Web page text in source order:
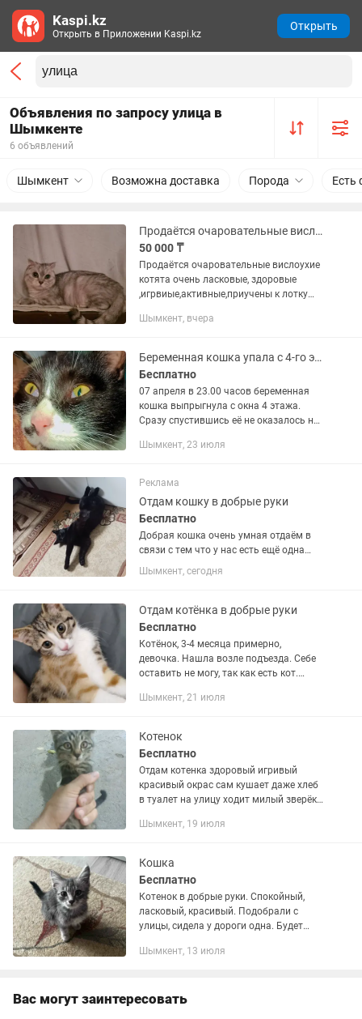
Объявления по запросу улица в
Шымкенте
6 объявлений
Шымкент Возможна доставка Порода Есть
Продаётся очаровательные вислоухие котята очень ласковые здоровые,игривые.
50 000 ₸
Продаётся очаровательные вислоухие
котята очень ласковые, здоровые
,игрвиые,активные,приучены к лотку
Папова.Хозяйка номер
Шымкент, вчера
Беременная кошка упала с 4-го этажа и пропала.
Бесплатно
07 апреля в 23.00 часов беременная
кошка выпрыгнула с окна 4 этажа.
Сразу спустившись её не оказалось на
Прошу кто видел сообщите мне 24/7
Шымкент, 23 июля
Реклама
Отдам кошку в добрые руки
Бесплатно
Добрая кошка очень умная отдаём в
связи с тем что у нас есть ещё одна
кошка и она её не принимает.Кошка
ходит в частном доме в туалет на
руки где нету собак .
Шымкент, сегодня
Отдам котёнка в добрые руки
Бесплатно
Котёнок, 3-4 месяца примерно,
девочка. Нашла возле подъезда. Себе
оставить не могу, так как есть кот.
который любит животных, не обидеть и
Шымкент, 21 июля
Котенок
Бесплатно
Отдам котенка здоровый игривый
красивый окрас сам кушает даже хлеб
в туалет на улицу ходит милый зверёк
Шымкент, 19 июля
Кошка
Бесплатно
Котенок в добрые руки. Спокойный,
ласковый, красивый. Подобрали с
улицы, сидела у дороги одна. Будет
Шымкент, 13 июля
Вас могут заинтересовать
Kaspi.kz
Открыть в Приложении Kaspi.kz
Открыть